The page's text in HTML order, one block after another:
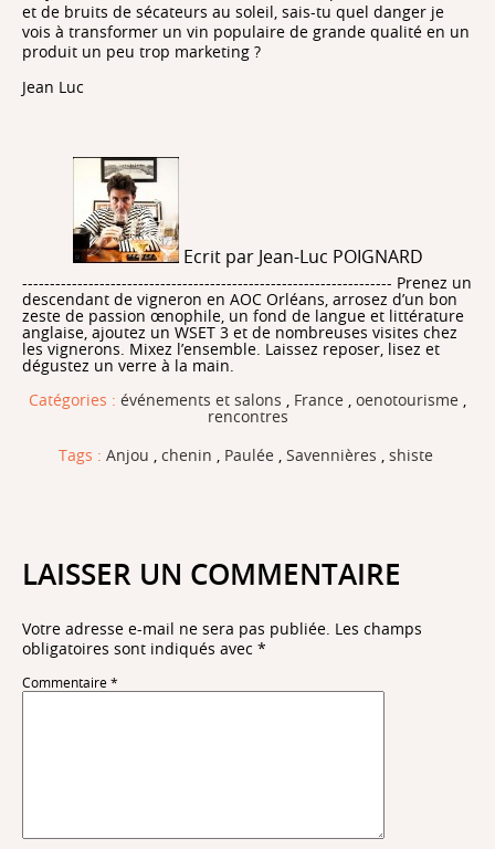
et de bruits de sécateurs au soleil, sais-tu quel danger je
vois à transformer un vin populaire de grande qualité en un
produit un peu trop marketing ?
Jean Luc
Ecrit par Jean-Luc POIGNARD
------------------------------------------------------------------- Prenez un
descendant de vigneron en AOC Orléans, arrosez d’un bon
zeste de passion œnophile, un fond de langue et littérature
anglaise, ajoutez un WSET 3 et de nombreuses visites chez
les vignerons. Mixez l’ensemble. Laissez reposer, lisez et
dégustez un verre à la main.
Catégories : événements et salons , France , oenotourisme ,
rencontres
Tags : Anjou , chenin , Paulée , Savennières , shiste
LAISSER UN COMMENTAIRE
Votre adresse e-mail ne sera pas publiée. Les champs
obligatoires sont indiqués avec *
Commentaire *